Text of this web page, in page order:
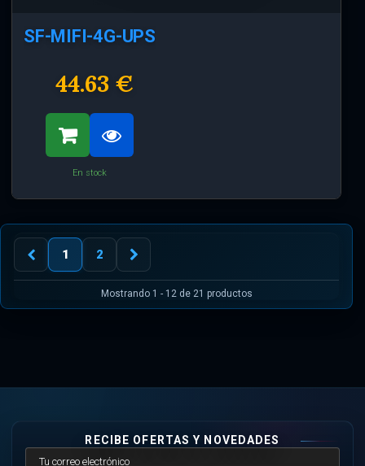
SF-MIFI-4G-UPS
44.63 €
En stock
1 2
Mostrando 1 - 12 de 21 productos
RECIBE OFERTAS Y NOVEDADES